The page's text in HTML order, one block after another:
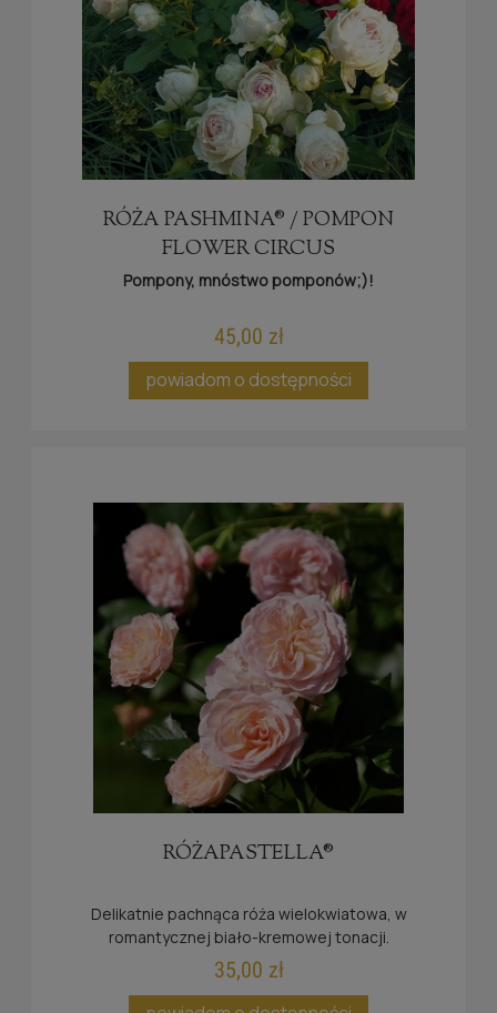
RÓŻA PASHMINA® / POMPON
FLOWER CIRCUS
Pompony, mnóstwo pomponów;)!
45,00 zł
powiadom o dostępności
RÓŻAPASTELLA®
Delikatnie pachnąca róża wielokwiatowa, w
romantycznej biało-kremowej tonacji.
35,00 zł